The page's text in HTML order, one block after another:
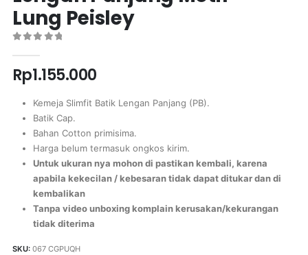
Lung Peisley
Rp1.155.000
Kemeja Slimfit Batik Lengan Panjang (PB).
Batik Cap.
Bahan Cotton primisima.
Harga belum termasuk ongkos kirim.
Untuk ukuran nya mohon di pastikan kembali, karena
apabila kekecilan / kebesaran tidak dapat ditukar dan di
kembalikan
Tanpa video unboxing komplain kerusakan/kekurangan
tidak diterima
SKU: 067 CGPUQH